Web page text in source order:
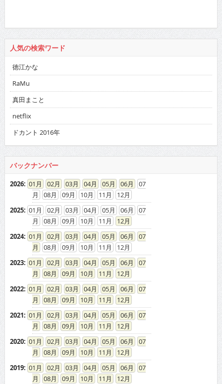
人気の検索ワード
徳江かな
RaMu
真田まこと
netflix
ドカント 2016年
バックナンバー
2026: 01 02 03 04 05 06
07
08
09 10 11
12
2025: 01 02 03 04 05 06
07
08
09 10 11
12
2024: 01 02 03 04 05 06
07
08
09 10 11
12
2023: 01 02 03 04 05 06
07
08
09 10 11
12
2022: 01 02 03 04 05 06
07
08
09 10 11
12
2021: 01 02 03 04 05 06
07
08
09 10 11
12
2020: 01 02 03 04 05 06
07
08
09 10 11
12
2019: 01 02 03 04 05 06
07
08
09 10 11
12